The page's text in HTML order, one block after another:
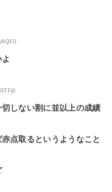
しない割に並以上の成績
点取るというようなこと